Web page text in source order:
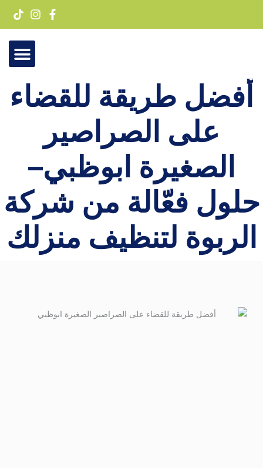
أفضل طريقة للقضاء
على الصراصير
الصغيرة ابوظبي–
حلول فعّالة من شركة
الربوة لتنظيف منزلك